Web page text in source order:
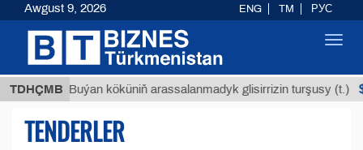
TDHÇMBBuýan köküniň arassalanmadyk glisirrizin turşusy (t.)
TENDERLER
Awgust 9, 2026 ENG TM РУС